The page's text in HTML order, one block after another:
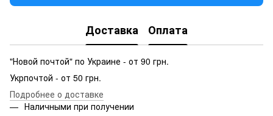
Доставка Оплата
"Новой почтой" по Украине - от 90 грн.
Укрпочтой - от 50 грн.
Подробнее о доставке
Наличными при получении